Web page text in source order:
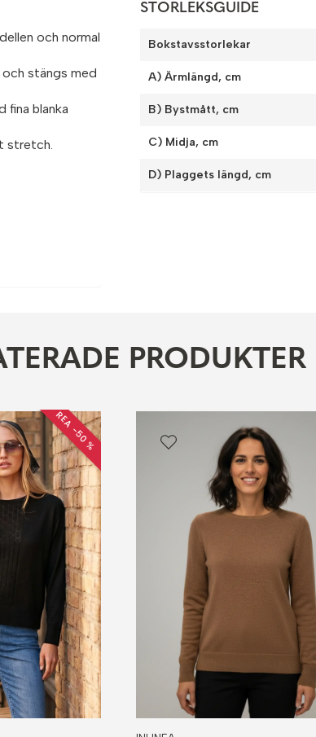
och normal
stängs med
fina blanka
stretch.
STORLEKSGUIDE
Bokstavsstorlekar
A) Ärmlängd, cm
B) Bystmått, cm
C) Midja, cm
D) Plaggets längd, cm
PRODUKTER
REA −50 %